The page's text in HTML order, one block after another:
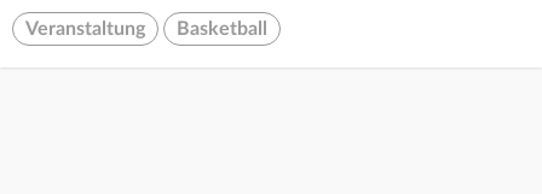
Veranstaltung Basketball